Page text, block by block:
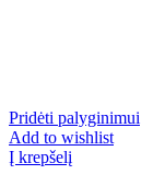
Pridėti palyginimui
Add to wishlist
Į krepšelį